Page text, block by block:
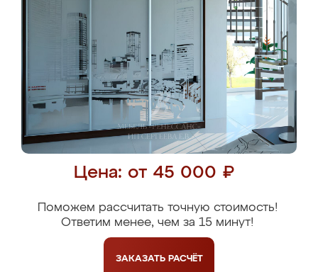
Цена: от 45 000 ₽
Поможем рассчитать точную стоимость!
Ответим менее, чем за 15 минут!
ЗАКАЗАТЬ РАСЧЁТ